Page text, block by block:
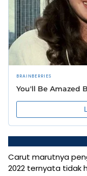
Carut marutnya
2022 ternyata tidak